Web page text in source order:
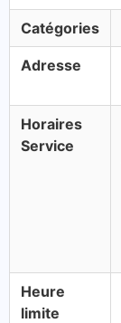
Catégories
Adresse
Horaires
Service
Heure
limite